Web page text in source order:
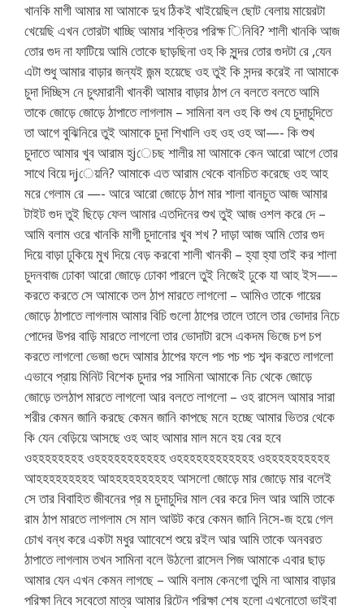
খানকি মাগী আমার মা আমাকে দুধ ঠিকই খাইয়েছিল ছোট বেলায় মায়েরটা
খেয়েছি এখন তোরটা খাচ্ছি আমার শক্তির পরিক্ষ িনিবি? শালী খানকি আজ
তোর গুদ না ফাটিয়ে আমি তোকে ছাড়ছিনা ওহ কি সুন্দর তোর গুদটা রে ,যেন
এটা শুধু আমার বাড়ার জন্যই জন্ম হয়েছে ওহ তুই কি সন্দর করেই না আমাকে
চুদা দিচ্ছিস নে চুৎমারানী খানকী আমার বাড়ার ঠাপ নে বলতে বলতে আমি
তাকে জোড়ে জোড়ে ঠাপাতে লাগলাম – সামিনা বল ওহ কি শুখ যে চুদাচুদিতে
তা আগে বুঝিনিরে তুই আমাকে চুদা শিখালি ওহ ওহ ওহ আ—- কি শুখ
চুদাতে আমার খুব আরাম হ্jেচছ শালীর মা আমাকে কেন আরো আগে তোর
সাথে বিয়ে দ্jেয়নি? আমাকে এত আরাম থেকে বানচিত করেছে ওহ আহ
মরে গেলাম রে —- আরে আরো জোড়ে ঠাপ মার শালা বানচুত আজ আমার
টাইট গুদ তুই ছিড়ে ফেল আমার এতদিনের শুখ তুই আজ ওশল করে দে –
আমি বলাম ওরে খানকি মাগী চুদানোর খুব শখ ? দাড়া আজ আমি তোর গুদ
দিয়ে বাড়া ঢুকিয়ে মুখ দিয়ে বেড় করবো শালী খানকী – হ্যা হ্যা তাই কর শালা
চুদনবাজ ঢোকা আরো জোড়ে ঢোকা পারলে তুই নিজেই ঢুকে যা আহ ইস—–
করতে করতে সে আমাকে তল ঠাপ মারতে লাগলো – আমিও তাকে গায়ের
জোড়ে ঠাপাতে লাগলাম আমার বিচি গুলো ঠাপের তালে তালে তার ভোদার নিচে
পোদের উপর বাড়ি মারতে লাগলো তার ভোদাটা রসে একদম ভিজে চপ চপ
করতে লাগলো ভেজা গুদে আমার ঠাপের ফলে পচ পচ পচ শব্দ করতে লাগলো
এভাবে প্রায় মিনিট বিশেক চুদার পর সামিনা আমাকে নিচ থেকে জোড়ে
জোড়ে তলঠাপ মারতে লাগলো আর বলতে লাগলো – ওহ রাসেল আমার সারা
শরীর কেমন জানি করছে কেমন জানি কাপছে মনে হচ্ছে আমার ভিতর থেকে
কি যেন বেড়িয়ে আসছে ওহ আহ আমার মাল মনে হয় বের হবে
ওহহহহহহহহ ওহহহহহহহহহহহ ওহহহহহহহহহহহহ ওহহহহহহহহহহ
আহহহহহহহহহ আহহহহহহহহহহ আসলো জোড়ে মার জোড়ে মার বলেই
সে তার বিবাহিত জীবনের প্র ম চুদাচুদির মাল বের করে দিল আর আমি তাকে
রাম ঠাপ মারতে লাগলাম সে মাল আউট করে কেমন জানি নিসে-জ হয়ে গেল
চোখ বন্ধ করে একটা মধুর আাবেশে শুয়ে রইল আর আমি তাকে অনবরত
ঠাপাতে লাগলাম তখন সামিনা বলে উঠলো রাসেল পিজ আমাকে এবার ছাড়
আমার যেন এখন কেমন লাগছে – আমি বলাম কেনগো তুমি না আমার বাড়ার
পরিক্ষা নিবে সবেতো মাত্র আমার রিটেন পরিক্ষা শেষ হলো এখনোতো ভাইবা